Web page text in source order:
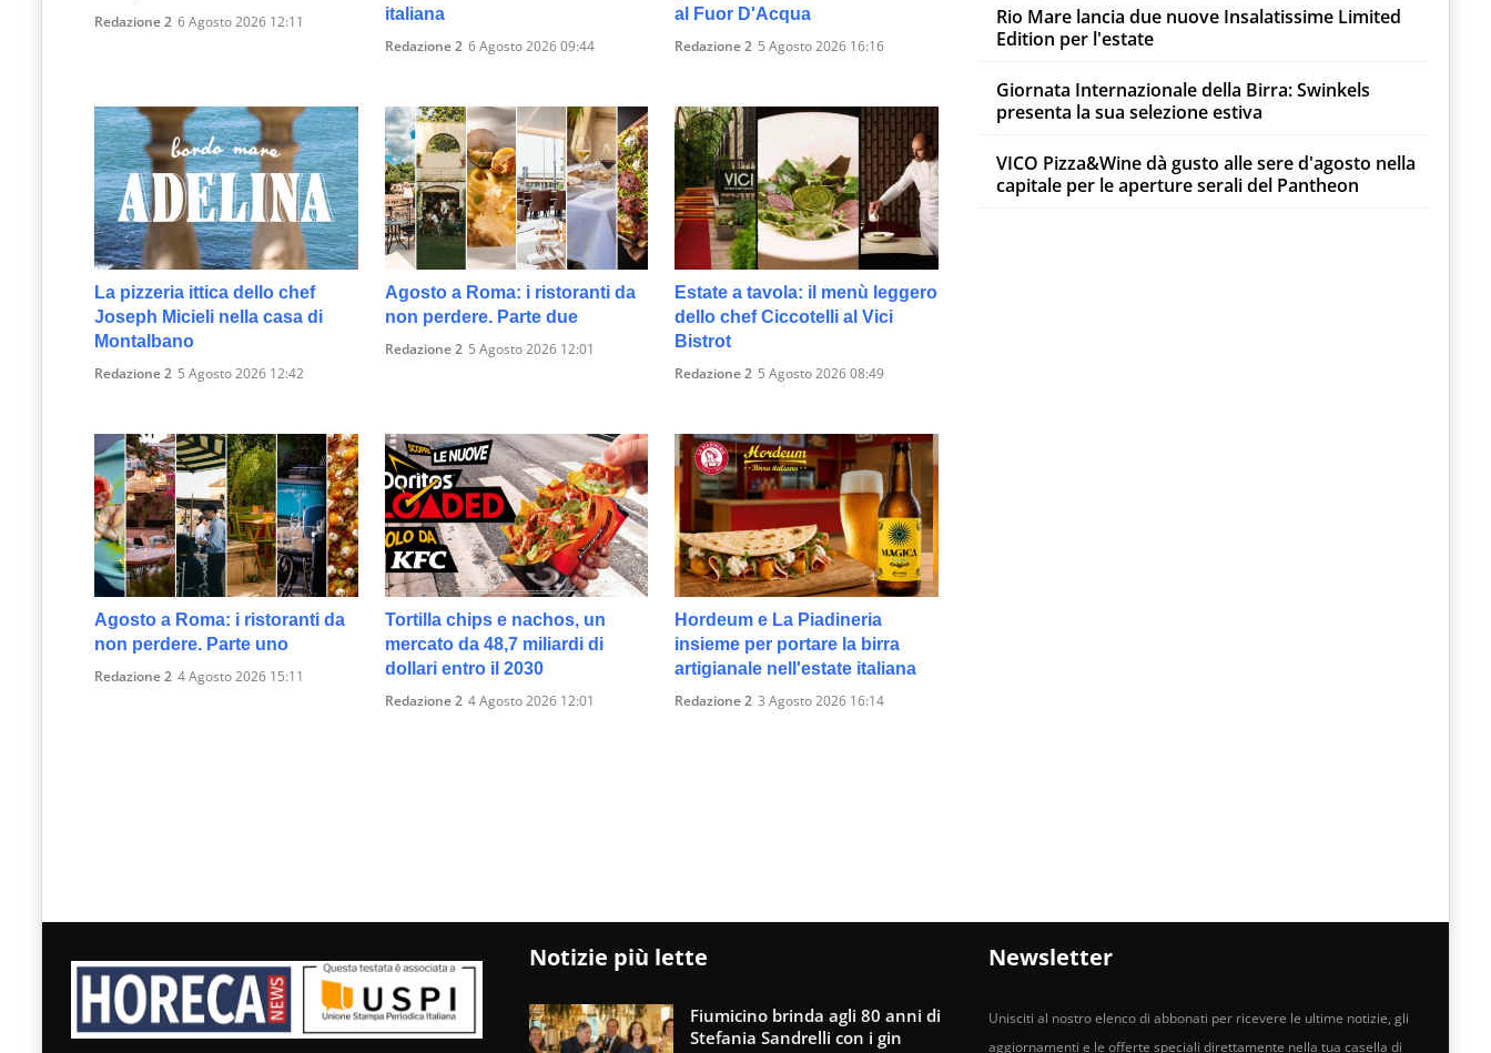
Redazione 2 6 Agosto 2026 12:11
italiana
Redazione 2 6 Agosto 2026 09:44
al Fuor D'Acqua
Redazione 2 5 Agosto 2026 16:16
La pizzeria ittica dello chef
Joseph Micieli nella casa di
Montalbano
Redazione 2 5 Agosto 2026 12:42
Agosto a Roma: i ristoranti da
non perdere. Parte due
Redazione 2 5 Agosto 2026 12:01
Estate a tavola: il menù leggero
dello chef Ciccotelli al Vici
Bistrot
Redazione 2 5 Agosto 2026 08:49
Agosto a Roma: i ristoranti da
non perdere. Parte uno
Redazione 2 4 Agosto 2026 15:11
Tortilla chips e nachos, un
mercato da 48,7 miliardi di
dollari entro il 2030
Redazione 2 4 Agosto 2026 12:01
Hordeum e La Piadineria
insieme per portare la birra
artigianale nell'estate italiana
Redazione 2 3 Agosto 2026 16:14
Rio Mare lancia due nuove Insalatissime Limited
Edition per l'estate
Giornata Internazionale della Birra: Swinkels
presenta la sua selezione estiva
VICO Pizza&Wine dà gusto alle sere d'agosto nella
capitale per le aperture serali del Pantheon
Notizie più lette
Fiumicino brinda agli 80 anni di
Stefania Sandrelli con i gin
Newsletter
Unisciti al nostro elenco di abbonati per ricevere le ultime notizie, gli
aggiornamenti e le offerte speciali direttamente nella tua casella di